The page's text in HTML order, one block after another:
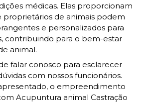
médicas. Elas proporcionam
de animais podem
e personalizados para
contribuindo para o bem-estar
animal.
falar conosco para esclarecer
com nossos funcionários.
o empreendimento
Acupuntura animal Castração